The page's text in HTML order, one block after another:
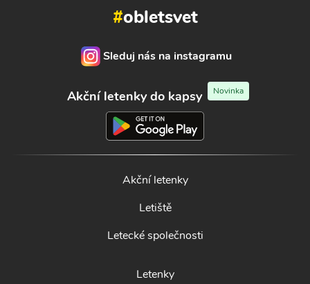
#obletsvet
Sleduj nás na instagramu
Akční letenky do kapsy Novinka
Akční letenky
Letiště
Letecké společnosti
Letenky